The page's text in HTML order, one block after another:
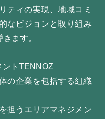
ティの実現、地域コミ
なビジョンと取り組み
ます。
ントTENNOZ
の企業を包括する組織
担うエリアマネジメン